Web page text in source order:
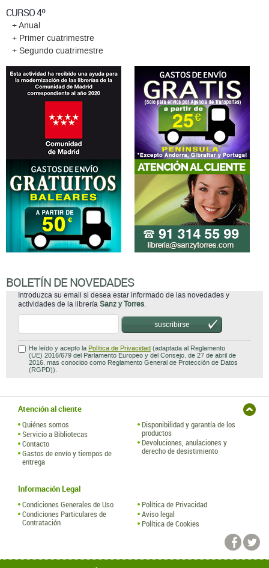
CURSO 4º
+ Anual
+ Primer cuatrimestre
+ Segundo cuatrimestre
BOLETÍN DE NOVEDADES
Introduzca su email si desea estar informado de las novedades y
actividades de la librería Sanz y Torres.
suscribirse
He leído y acepto la Política de Privacidad (adaptada al Reglamento
(UE) 2016/679 del Parlamento Europeo y del Consejo, de 27 de abril de
2016, mas conocido como Reglamento General de Protección de Datos
(RGPD)).
Atención al cliente
Quiénes somos
Servicio a Bibliotecas
Contacto
Gastos de envío y tiempos de
entrega
Disponibilidad y garantía de los
productos
Devoluciones, anulaciones y
derecho de desistimiento
Información Legal
Condiciones Generales de Uso
Condiciones Particulares de
Contratación
Política de Privacidad
Aviso legal
Política de Cookies